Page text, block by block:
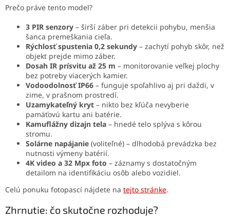
Prečo práve tento model?
3 PIR senzory – širší záber pri detekcii pohybu, menšia
šanca premeškania cieľa.
Rýchlosť spustenia 0,2 sekundy – zachytí pohyb skôr, než
objekt prejde mimo záber.
Dosah IR prísvitu až 25 m – monitorovanie veľkej plochy
bez potreby viacerých kamier.
Vodoodolnosť IP66 – funguje spoľahlivo aj pri daždi, v
zime, v prašnom prostredí.
Uzamykateľný kryt – nikto bez kľúča nevyberie
pamäťovú kartu ani batérie.
Kamuflážny dizajn tela – hnedé telo splýva s kôrou
stromu.
Solárne napájanie (voliteľné) – dlhodobá prevádzka bez
nutnosti výmeny batérií.
4K video a 32 Mpx foto – záznamy s dostatočným
detailom na identifikáciu osôb alebo vozidiel.
Celú ponuku fotopascí nájdete na tejto stránke.
Zhrnutie: čo skutočne rozhoduje?